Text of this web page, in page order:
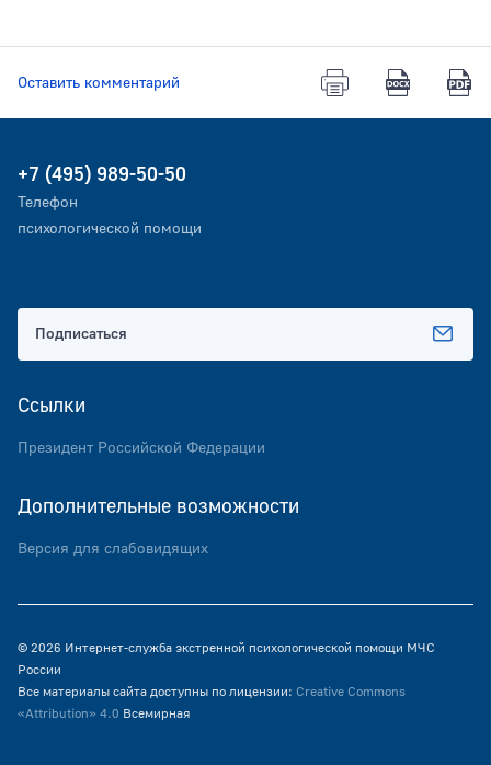
Оставить комментарий
+7 (495) 989-50-50
Телефон
психологической помощи
Ссылки
Президент Российской Федерации
Дополнительные возможности
Версия для слабовидящих
Подписаться
© 2026 Интернет-служба экстренной психологической помощи МЧС
России
Все материалы сайта доступны по лицензии: Creative Commons
«Attribution» 4.0 Всемирная